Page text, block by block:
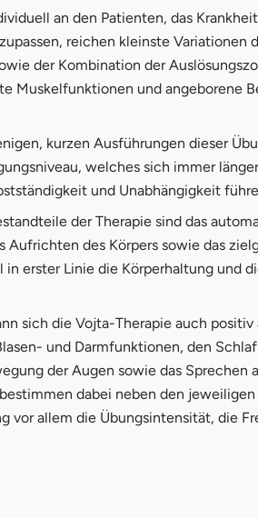
an den Patienten, das
reichen kleinste Variationen
der Kombination der
Muskelfunktionen und angeborene
kurzen Ausführungen dieser
welches sich immer
und Unabhängigkeit
der Therapie sind das
Aufrichten des Körpers sowie das
in erster Linie die Körperhaltung und
sich die Vojta-Therapie auch
und Darmfunktionen, den
der Augen sowie das Sprechen
dabei neben den
vor allem die Übungsintensität, die